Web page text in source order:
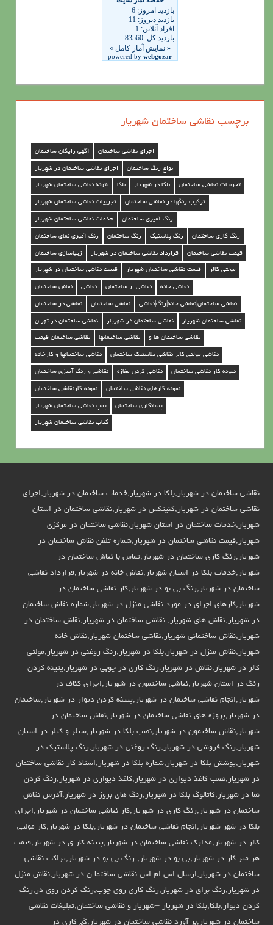
ش
ی
س
ن
د
ر
برچسب نقاشی ساختمان شهریار
آگهی رایگان ساختمان اجرای نقاشی ساختمان
اجرای نقاشی ساختمان در شهریار انواع رنگ ساختمان
بتونه نقاشی ساختمان شهریار بلکا بلکا در شهریار تجربیات نقاشی ساختمان
تجربیات نقاشی ساختمان شهریار ترکیب رنگها در نقاشی ساختمان
خدمات نقاشی ساختمان شهریار رنگ آمیزی ساختمان
رنگ آمیزی نمای ساختمان رنگ ساختمان رنگ پلاستیک رنگ کاری ساختمان
زیباسازی ساختمان قرارداد نقاشی ساختمان در شهریار قیمت نقاشی ساختمان
قیمت نقاشی ساختمان در شهریار قیمت نقاشی ساختمان شهریار مولتی کالر
نقاش ساختمان نقاشی نقاشی از ساختمان نقاشی خانه
نقاشی در ساختمان نقاشی ساختمان نقاشی ساختمان|نقاشی خانه|رنگ|نقاشی
نقاشی ساختمان در تهران نقاشی ساختمان در شهریار نقاشی ساختمان شهریار
نقاشی ساختمان قیمت نقاشی ساختمانها نقاشی ساختمان ها و
نقاشی ساختمانها و کارخانه نقاشی مولتی کالر نقاشی پلاستیک ساختمان
نقاشی و رنگ آمیزی ساختمان نقاشی کردن مغازه نمونه کار نقاشی ساختمان
نمونه کارنقاشی ساختمان نمونه کارهای نقاشی ساختمان
پمپ نقاشی ساختمان شهریار پیمانکاری ساختمان
کتاب نقاشی ساختمان شهریار
نقاشی ساختمان در شهریار,بلکا در شهریار,خدمات ساختمان در شهریار,اجرای
نقاشی ساختمان در شهریار,کنیتکس در شهریار,نقاشی ساختمان در استان
شهریار,خدمات ساختمان در استان شهریار,نقاشی ساختمان در مرکزی
شهریار,قیمت نقاشی ساختمان در شهریار,شماره تلفن نقاش ساختمان در
شهریار,رنگ کاری ساختمان در شهریار,تماس با نقاش ساختمان در
شهریار,خدمات بلکا در استان شهریار,نقاش خانه در شهریار,قرارداد نقاشی
ساختمان در شهریار,رنگ بی بو در شهریار,کار نقاشی ساختمان در
شهریار,کارهای اجرای در مورد نقاشی منزل در شهریار,شماره نقاش ساختمان
در شهریار,نقاش های شهریار, نقاشی ساختمان در شهریار,نقاش ساختمان در
شهریار,نقاش ساختمانی شهریار,نقاشی ساختمان شهریار,نقاش خانه
شهریار,نقاش منزل در شهریار,بلکا در شهریار,رنگ روغنی در شهریار,مولتی
کالر در شهریار,نقاش در شهریار،رنگ کاری در چوبی در شهریار,پتینه کردن
رنگ در استان شهریار,نقاشی ساختمون در شهریار,اجرای کناف در
شهریار,انجام نقاشی ساختمان در شهریار,پتینه کردن دیوار در شهریار,ساختمان
در شهریار,پروژه های نقاشی ساختمان در شهریار,نقاش ساختمان در
شهریار,نقاش ساختمون در شهریار,نصب بلکا در شهریار,سیلر و کیلر در استان
شهریار,رنگ فروشی در شهریار,رنگ روغنی در شهریار,رنگ پلاستیک در
شهریار,پوشش بلکا در شهریار,شماره بلکا در شهریار,استاد کار نقاشی ساختمان
در شهریار,نصب کاغذ دیواری در شهریار,کاغذ دیواری در شهریار,رنگ کردن
نما در شهریار,کاتالوگ بلکا در شهریار,رنگ های بروز در شهریار,آدرس نقاش
ساختمان در شهریار,رنگ کاری در شهریار,کار نقاشی ساختمان در شهریار,اجرای
بلکا در شهر شهریار,انجام نقاشی ساختمان در شهریار,بلکا در شهریار,کار مولتی
کالر در شهریار,مدارک نقاشی ساختمان در شهریار,پتینه کار ی در شهریار,قیمت
هر متر کار در شهریار,بی بو در شهریار, رنگ بی بو در شهریار,تراکت نقاشی
ساختمان در شهریار,ارسال اس ام اس نقاشی ساختما ن در شهریار,نقاش منزل
در شهریار,رنگ براق در شهریار,رنگ کاری روی چوب,رنگ کردن روی در,رنگ
کردن دیوار,بلکا,بلکا در شهریار –شهریار و نقاشی ساختمان,تبلیغات نقاشی
ساختمان در شهریار,بر آورد نقاشی ساختمان در شهریار,گچ کاری در